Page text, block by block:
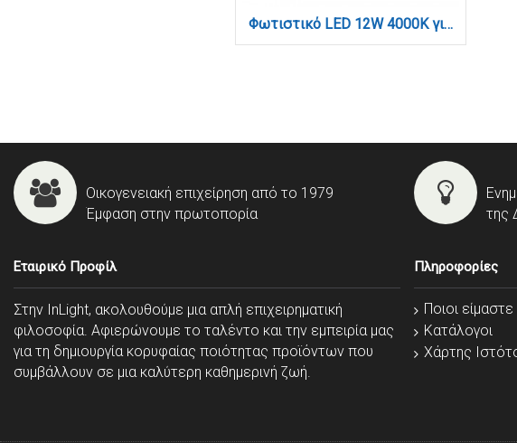
Φωτιστικό LED 12W 4000K για μαγνητική ράγα σε μαύρη απόχρωση D:22cmX4,3cm (T01302-BL)
Οικογενειακή επιχείρηση από το 1979
Έμφαση στην πρωτοπορία
της
Εταιρικό Προφίλ
Στην InLight, ακολουθούμε μια απλή επιχειρηματική
φιλοσοφία. Αφιερώνουμε το ταλέντο και την εμπειρία μας
για τη δημιουργία κορυφαίας ποιότητας προϊόντων που
συμβάλλουν σε μια καλύτερη καθημερινή ζωή.
Πληροφορίες
Ποιοι είμαστε
Κατάλογοι
Χάρτης